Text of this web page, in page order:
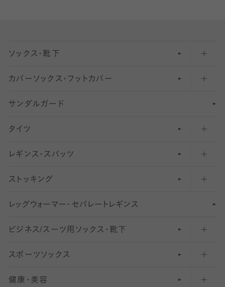
ソックス・靴下
五本指ソックス・靴下
足袋ソックス・靴下
無地・プレーンソックス・靴下
柄ソックス・靴下
スニーカー（くるぶし）用ソックス
アンクル・ショートソックス（くるぶし上）
クルーソックス（ふくらはぎ下）
ハイソックス
オーバーニー・ニーハイソックス
カバーソックス・フットカバー
フットカバー・カバーソックス（深め）
フットカバー・カバーソックス（ふつう）
フットカバー・カバーソックス（浅め）
サンダルガード
タイツ
30デニール以下のタイツ（薄手タイツ）
31〜40デニールタイツ
41〜60デニールタイツ
61〜80デニールタイツ
81 〜110デニールタイツ
111〜210デニールタイツ
レギンス・スパッツ
柄レギンス
無地レギンス
レギンスパンツ（レギパン）
マタニティレギンス
5 分丈
ストッキング
伝線しにくいストッキング
ショートストッキング
結婚式用ストッキング
美脚ストッキング
レッ グ ウォー マー ・ セパレー ト レ ギンス
ビジネス/スーツ用 ソックス・靴下
匠シリーズ
フレッシャーズ向けソックス・靴下
スポーツソックス
ランニングソックス・靴下
健康・美容